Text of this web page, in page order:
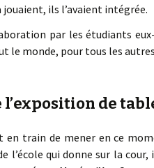
ils l’avaient intégrée.
par les étudiants
le monde, pour tous les
de
en train de mener en ce
l’école qui donne sur la